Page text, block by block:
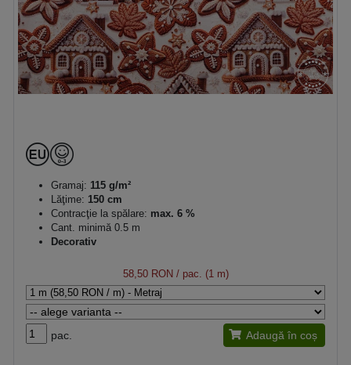
Gramaj: 115 g/m²
Lăţime: 150 cm
Contracţie la spălare: max. 6 %
Cant. minimă 0.5 m
Decorativ
58,50 RON / pac. (1 m)
pac. Adaugă în coș